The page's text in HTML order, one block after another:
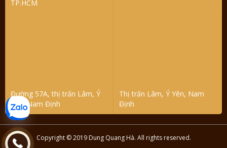
TP.HCM
Đường 57A, thị trấn Lâm, Ý
Yên, Nam Định
Thị trấn Lâm, Ý Yên, Nam
Định
Copyright © 2019 Dung Quang Hà. All rights reserved.